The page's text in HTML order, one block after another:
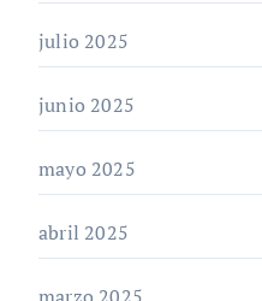
julio 2025
junio 2025
mayo 2025
abril 2025